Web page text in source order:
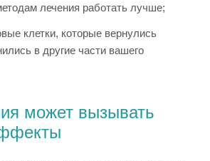
лечения работать лучше;
клетки, которые вернулись
в другие части вашего
может вызывать